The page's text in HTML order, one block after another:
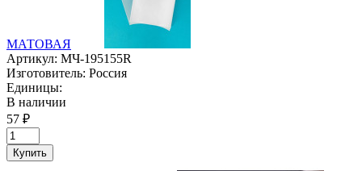
МАТОВАЯ
Артикул: МЧ-195155R
Изготовитель: Россия
Единицы:
В наличии
57 ₽
Купить